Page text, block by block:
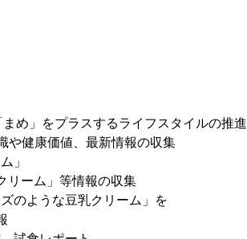
め」をプラスするライフスタイルの推進
や健康価値、最新情報の収集
」等情報の収集
うな豆乳クリーム」を